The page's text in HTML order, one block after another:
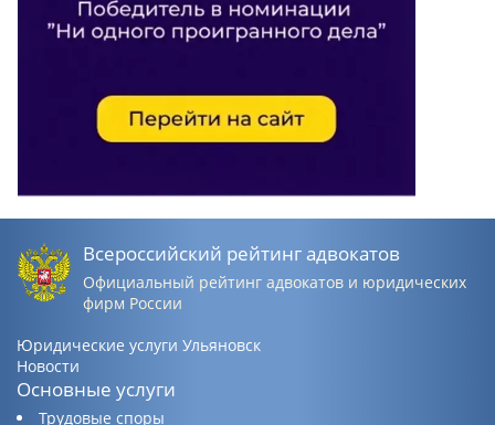
Всероссийский рейтинг адвокатов
Официальный рейтинг адвокатов и юридических
фирм России
Юридические услуги Ульяновск
Новости
Основные услуги
Трудовые споры